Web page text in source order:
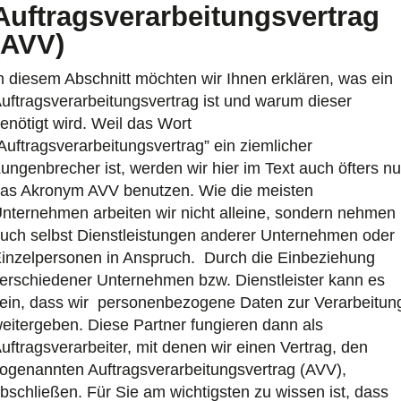
diesem Abschnitt möchten wir Ihnen erklären, was ein
ist und warum dieser
wird. Weil das Wort
ein ziemlicher
ist, werden wir hier im Text auch öfters
Akronym AVV benutzen. Wie die meisten
arbeiten wir nicht alleine, sondern nehmen
selbst Dienstleistungen anderer Unternehmen oder
in Anspruch. Durch die Einbeziehung
Unternehmen bzw. Dienstleister kann es
dass wir personenbezogene Daten zur
Diese Partner fungieren dann als
mit denen wir einen Vertrag, den
Auftragsverarbeitungsvertrag (AVV),
Für Sie am wichtigsten zu wissen ist, dass